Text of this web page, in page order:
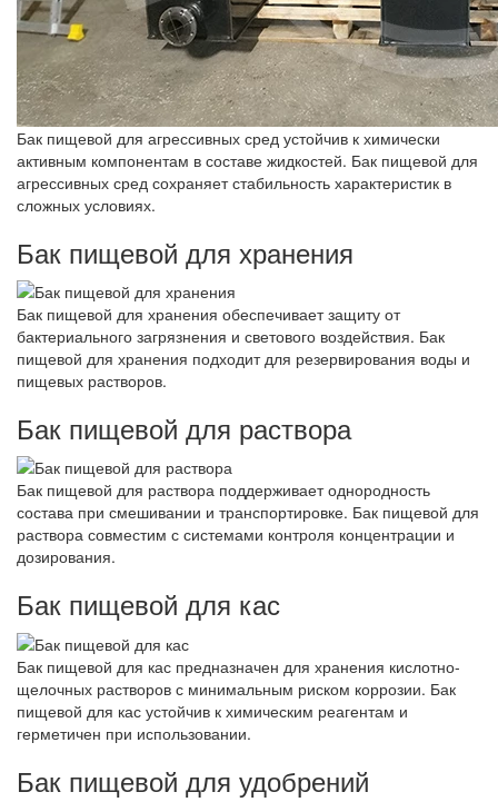
Бак пищевой для агрессивных сред устойчив к химически
активным компонентам в составе жидкостей. Бак пищевой для
агрессивных сред сохраняет стабильность характеристик в
сложных условиях.
Бак пищевой для хранения
Бак пищевой для хранения обеспечивает защиту от
бактериального загрязнения и светового воздействия. Бак
пищевой для хранения подходит для резервирования воды и
пищевых растворов.
Бак пищевой для раствора
Бак пищевой для раствора поддерживает однородность
состава при смешивании и транспортировке. Бак пищевой для
раствора совместим с системами контроля концентрации и
дозирования.
Бак пищевой для кас
Бак пищевой для кас предназначен для хранения кислотно-
щелочных растворов с минимальным риском коррозии. Бак
пищевой для кас устойчив к химическим реагентам и
герметичен при использовании.
Бак пищевой для удобрений